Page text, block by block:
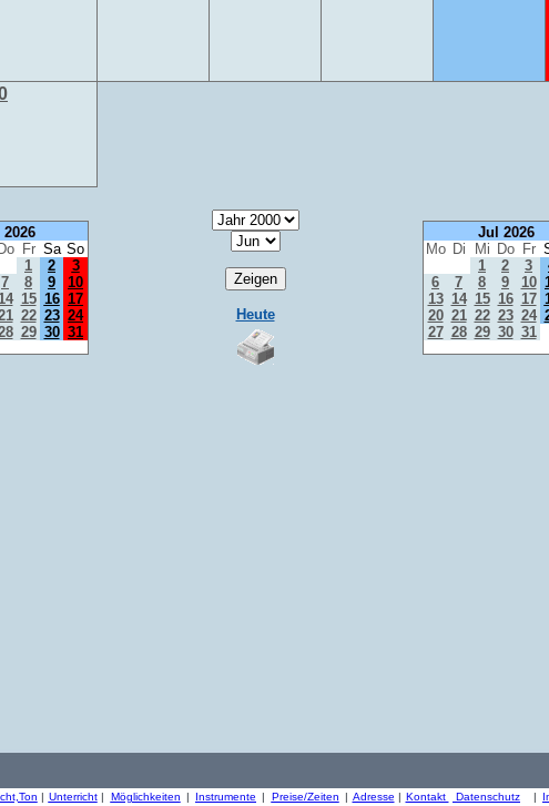
2026
Do Fr Sa So
1
2
3
7 8 9
10
15 16 17
22 23 24
29 30 31
Heute
Jul 2026
Mo Di Mi Do Fr
1
2 3
6
7 8 9 10
13 14 15 16 17
20 21 22 23 24
27 28 29 30 31
| Unterricht | Möglichkeiten | Instrumente | Preise/Zeiten | Adresse | Kontakt Datenschutz |